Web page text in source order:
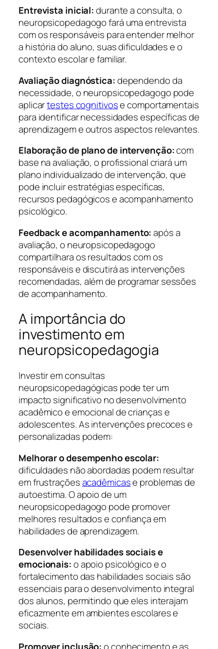
Entrevista inicial:durante a consulta, o
neuropsicopedagogo fará uma entrevista
com os responsáveis para entender melhor
a história do aluno, suas dificuldades e o
contexto escolar e familiar.
Avaliação diagnóstica:dependendo da
necessidade, o neuropsicopedagogo pode
aplicartestes cognitivose comportamentais
para identificar necessidades específicas de
aprendizagem e outros aspectos relevantes.
Elaboração de plano de intervenção:com
base na avaliação, o profissional criará um
plano individualizado de intervenção, que
pode incluir estratégias específicas,
recursos pedagógicos e acompanhamento
psicológico.
Feedback e acompanhamento:após a
avaliação, o neuropsicopedagogo
compartilhara os resultados com os
responsáveis e discutirá as intervenções
recomendadas, além de programar sessões
de acompanhamento.
A importância do
investimento em
neuropsicopedagogia
Investir em consultas
neuropsicopedagógicas pode ter um
impacto significativo no desenvolvimento
acadêmico e emocional de crianças e
adolescentes. As intervenções precoces e
personalizadas podem:
Melhorar o desempenho escolar:
dificuldades não abordadas podem resultar
em frustraçõesacadêmicase problemas de
autoestima. O apoio de um
neuropsicopedagogo pode promover
melhores resultados e confiança em
habilidades de aprendizagem.
Desenvolver habilidades sociais e
emocionais:o apoio psicológico e o
fortalecimento das habilidades sociais são
essenciais para o desenvolvimento integral
dos alunos, permitindo que eles interajam
eficazmente em ambientes escolares e
sociais.
Promover inclusão:o conhecimento e as